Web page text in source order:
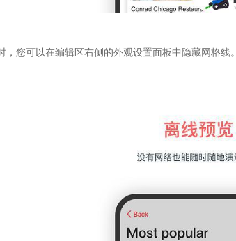
，您可以在编辑区右侧的外观设置面板中隐藏网格线。